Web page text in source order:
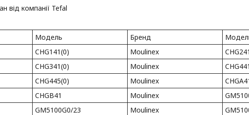
від компанії Tefal
Модель Бренд
CHG141(0) Moulinex
CHG341(0) Moulinex
CHG445(0) Moulinex
CHGB41 Moulinex
GM5100G0/23 Moulinex